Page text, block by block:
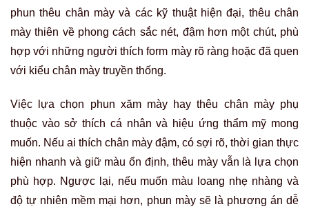
phun thêu chân mày và các kỹ thuật hiện đại, thêu chân
mày thiên về phong cách sắc nét, đậm hơn một chút, phù
hợp với những người thích form mày rõ ràng hoặc đã quen
với kiểu chân mày truyền thống.
Việc lựa chọn phun xăm mày hay thêu chân mày phụ
thuộc vào sở thích cá nhân và hiệu ứng thẩm mỹ mong
muốn. Nếu ai thích chân mày đậm, có sợi rõ, thời gian thực
hiện nhanh và giữ màu ổn định, thêu mày vẫn là lựa chọn
phù hợp. Ngược lại, nếu muốn màu loang nhẹ nhàng và
độ tự nhiên mềm mại hơn, phun mày sẽ là phương án dễ